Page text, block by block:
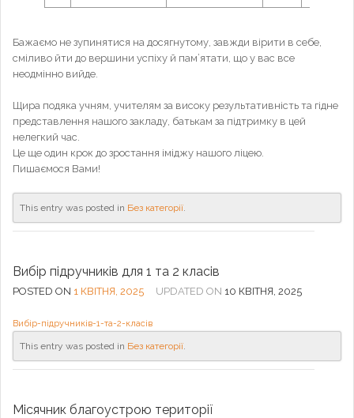
Бажаємо не зупинятися на досягнутому, завжди вірити в себе,
сміливо йти до вершини успіху й пам’ятати, що у вас все
неодмінно вийде.
Щира подяка учням, учителям за високу результативність та гідне
представлення нашого закладу, батькам за підтримку в цей
нелегкий час.
Це ще один крок до зростання іміджу нашого ліцею.
Пишаємося Вами!
This entry was posted in Без категорії
Вибір підручників для 1 та 2 класів
POSTED ON 1 КВІТНЯ, 2025 UPDATED ON 10 КВІТНЯ, 2025
Вибір-підручників-1-та-2-класів
This entry was posted in Без категорії
Місячник благоустрою території